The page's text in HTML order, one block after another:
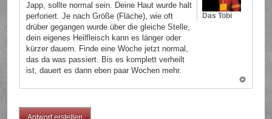
Japp, sollte normal sein. Deine Haut wurde halt
perforiert. Je nach Größe (Fläche), wie oft
drüber gegangen wurde über die gleiche Stelle,
dein eigenes Heilfleisch kann es länger oder
kürzer dauern. Finde eine Woche jetzt normal,
das da was passiert. Bis es komplett verheilt
ist, dauert es dann eben paar Wochen mehr.
Das Tobi